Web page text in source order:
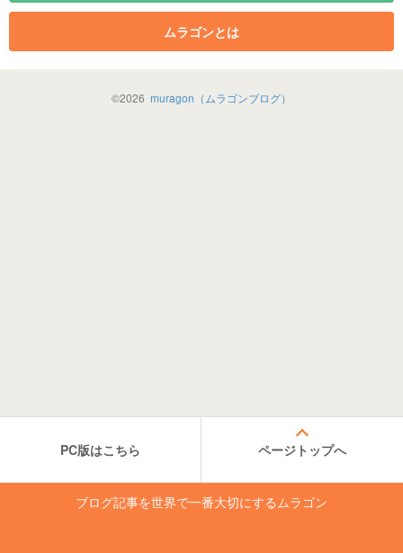
ムラゴンとは
©2026 muragon（ムラゴンブログ）
PC版はこちら ページトップへ
ブログ記事を世界で一番大切にするムラゴン